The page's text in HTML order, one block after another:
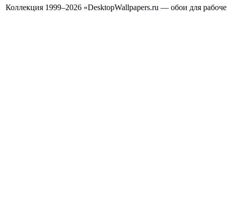
Коллекция 1999–2026 «DesktopWallpapers.ru — обои для